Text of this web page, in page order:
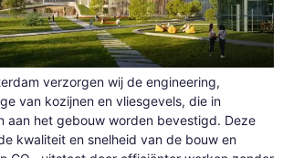
verzorgen wij de engineering,
van kozijnen en vliesgevels, die in
aan het gebouw worden bevestigd. Deze
kwaliteit en snelheid van de bouw en